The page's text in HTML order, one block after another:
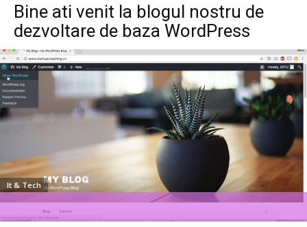
Bine ati venit la blogul nostru de
dezvoltare de baza WordPress
It & Tech